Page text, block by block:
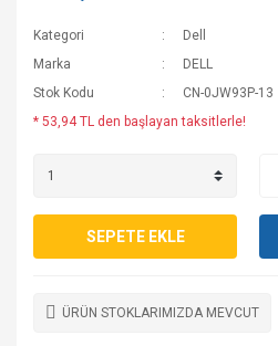
Kategori
Dell
Marka
DELL
Stok Kodu
CN-0JW93P-13
* 53,94 TL den başlayan taksitlerle!
SEPETE EKLE
ÜRÜN STOKLARIMIZDA MEVCUT